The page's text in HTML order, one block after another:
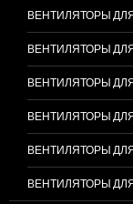
ВЕНТИЛЯТОРЫ
ВЕНТИЛЯТОРЫ ДЛЯ
ВЕНТИЛЯТОРЫ ДЛЯ
ВЕНТИЛЯТОРЫ ДЛЯ
ВЕНТИЛЯТОРЫ ДЛЯ
ВЕНТИЛЯТОРЫ ДЛЯ